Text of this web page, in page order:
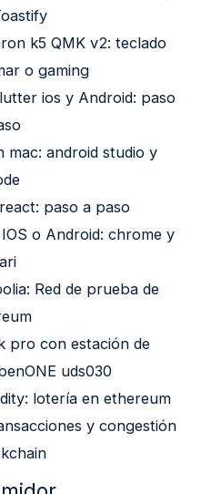
k5 QMK v2: teclado
o gaming
ios y Android: paso
android studio y
paso a paso
o Android: chrome y
Red de prueba de
pro con estación de
uds030
lotería en ethereum
y congestión